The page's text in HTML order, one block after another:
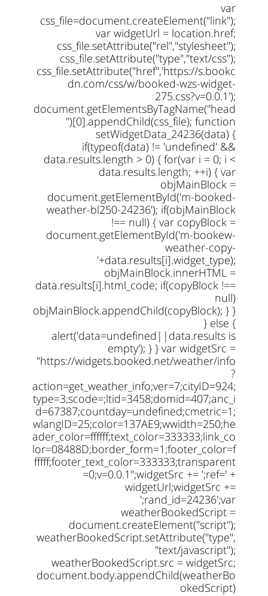
var
css_file=document.createElement("link");
var widgetUrl = location.href;
css_file.setAttribute("rel","stylesheet");
css_file.setAttribute("type","text/css");
css_file.setAttribute("href",'https://s.bookc
dn.com/css/w/booked-wzs-widget-
275.css?v=0.0.1');
document.getElementsByTagName("head
")[0].appendChild(css_file); function
setWidgetData_24236(data) {
if(typeof(data) != 'undefined' &&
data.results.length > 0) { for(var i = 0; i <
data.results.length; ++i) { var
objMainBlock =
document.getElementById('m-booked-
weather-bl250-24236'); if(objMainBlock
!== null) { var copyBlock =
document.getElementById('m-bookew-
weather-copy-
'+data.results[i].widget_type);
objMainBlock.innerHTML =
data.results[i].html_code; if(copyBlock !==
null)
objMainBlock.appendChild(copyBlock); } }
} else {
alert('data=undefined||data.results is
empty'); } } var widgetSrc =
"https://widgets.booked.net/weather/info
?
action=get_weather_info;ver=7;cityID=924;
type=3;scode=;ltid=3458;domid=407;anc_i
d=67387;countday=undefined;cmetric=1;
wlangID=25;color=137AE9;wwidth=250;he
ader_color=ffffff;text_color=333333;link_co
lor=08488D;border_form=1;footer_color=f
fffff;footer_text_color=333333;transparent
=0;v=0.0.1";widgetSrc += ';ref=' +
widgetUrl;widgetSrc +=
';rand_id=24236';var
weatherBookedScript =
document.createElement("script");
weatherBookedScript.setAttribute("type",
"text/javascript");
weatherBookedScript.src = widgetSrc;
document.body.appendChild(weatherBo
okedScript)